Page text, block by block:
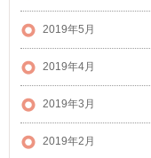
2019年5月
2019年4月
2019年3月
2019年2月